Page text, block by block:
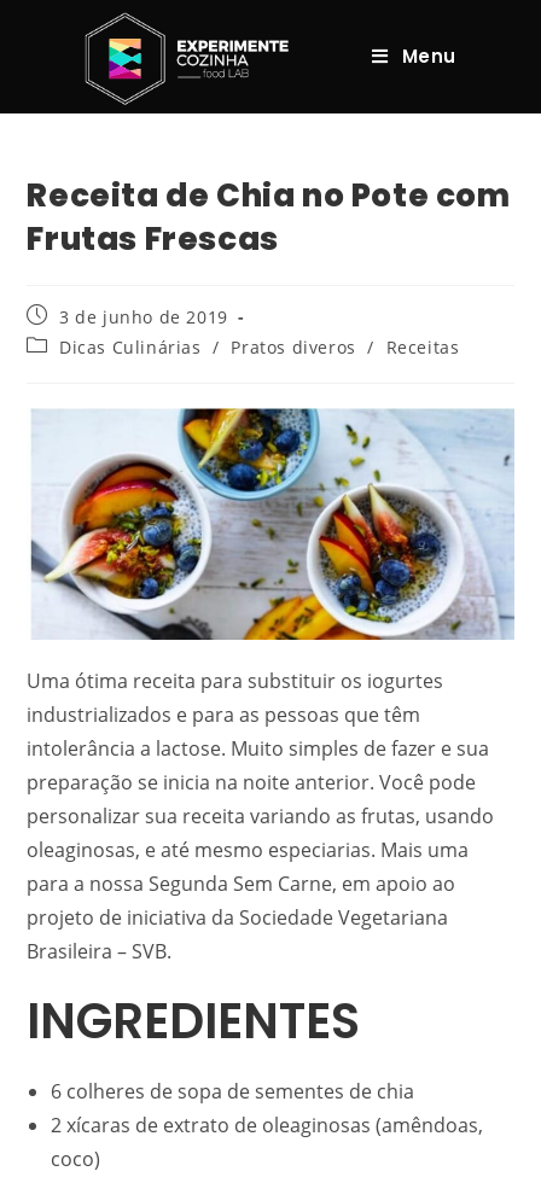
Menu
Receita de Chia no Pote com
Frutas Frescas
3 de junho de 2019
Dicas Culinárias / Pratos diveros / Receitas
Uma ótima receita para substituir os iogurtes
industrializados e para as pessoas que têm
intolerância a lactose. Muito simples de fazer e sua
preparação se inicia na noite anterior. Você pode
personalizar sua receita variando as frutas, usando
oleaginosas, e até mesmo especiarias. Mais uma
para a nossa Segunda Sem Carne, em apoio ao
projeto de iniciativa da Sociedade Vegetariana
Brasileira – SVB.
INGREDIENTES
6 colheres de sopa de sementes de chia
2 xícaras de extrato de oleaginosas (amêndoas,
coco)